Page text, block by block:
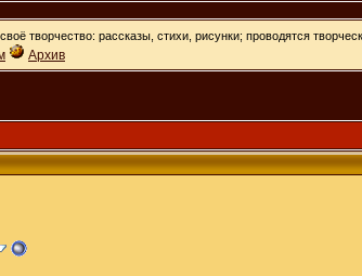
творчество: рассказы, стихи, рисунки; проводятся
Архив